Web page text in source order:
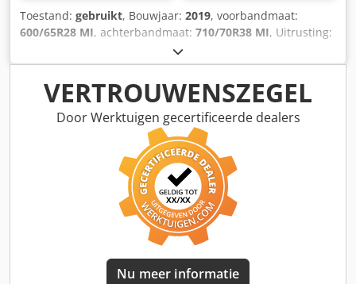
Toestand: gebruikt, Bouwjaar: 2019, voorbandmaat:
600/65R28 MI, achterbandmaat: 710/70R38 MI, Uitrusting:
luchtdrukrem, voorste aftakas
VERTROUWENSZEGEL
Door Werktuigen gecertificeerde dealers
Nu meer informatie